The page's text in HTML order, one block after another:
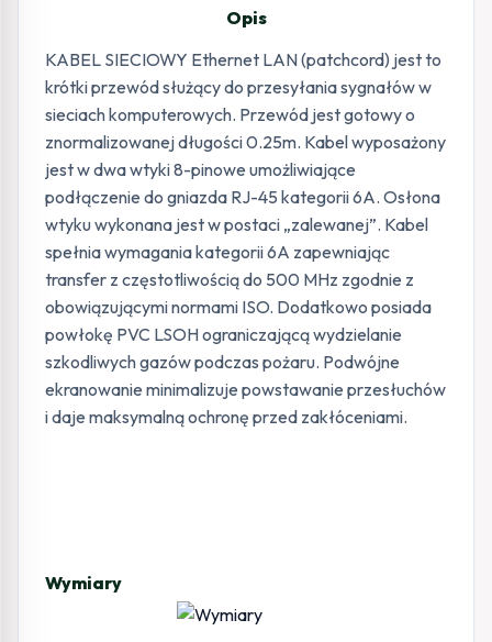
Opis
KABEL SIECIOWY Ethernet LAN (patchcord) jest to
krótki przewód służący do przesyłania sygnałów w
sieciach komputerowych. Przewód jest gotowy o
znormalizowanej długości 0.25m. Kabel wyposażony
jest w dwa wtyki 8-pinowe umożliwiające
podłączenie do gniazda RJ-45 kategorii 6A. Osłona
wtyku wykonana jest w postaci „zalewanej”. Kabel
spełnia wymagania kategorii 6A zapewniając
transfer z częstotliwością do 500 MHz zgodnie z
obowiązującymi normami ISO. Dodatkowo posiada
powłokę PVC LSOH ograniczającą wydzielanie
szkodliwych gazów podczas pożaru. Podwójne
ekranowanie minimalizuje powstawanie przesłuchów
i daje maksymalną ochronę przed zakłóceniami.
Wymiary